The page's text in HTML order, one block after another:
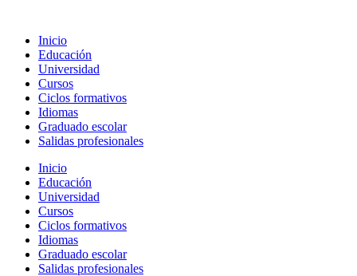
contenido
Inicio
Educación
Universidad
Cursos
Ciclos formativos
Idiomas
Graduado escolar
Salidas profesionales
Inicio
Educación
Universidad
Cursos
Ciclos formativos
Idiomas
Graduado escolar
Salidas profesionales